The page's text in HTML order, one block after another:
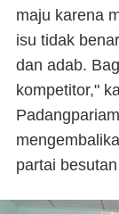
maju karena
isu tidak
dan adab.
kompetitor,"
partai